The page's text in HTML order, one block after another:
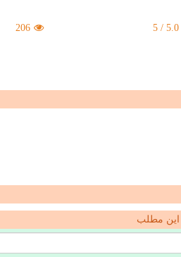
5.0
/
5
206
این مطلب